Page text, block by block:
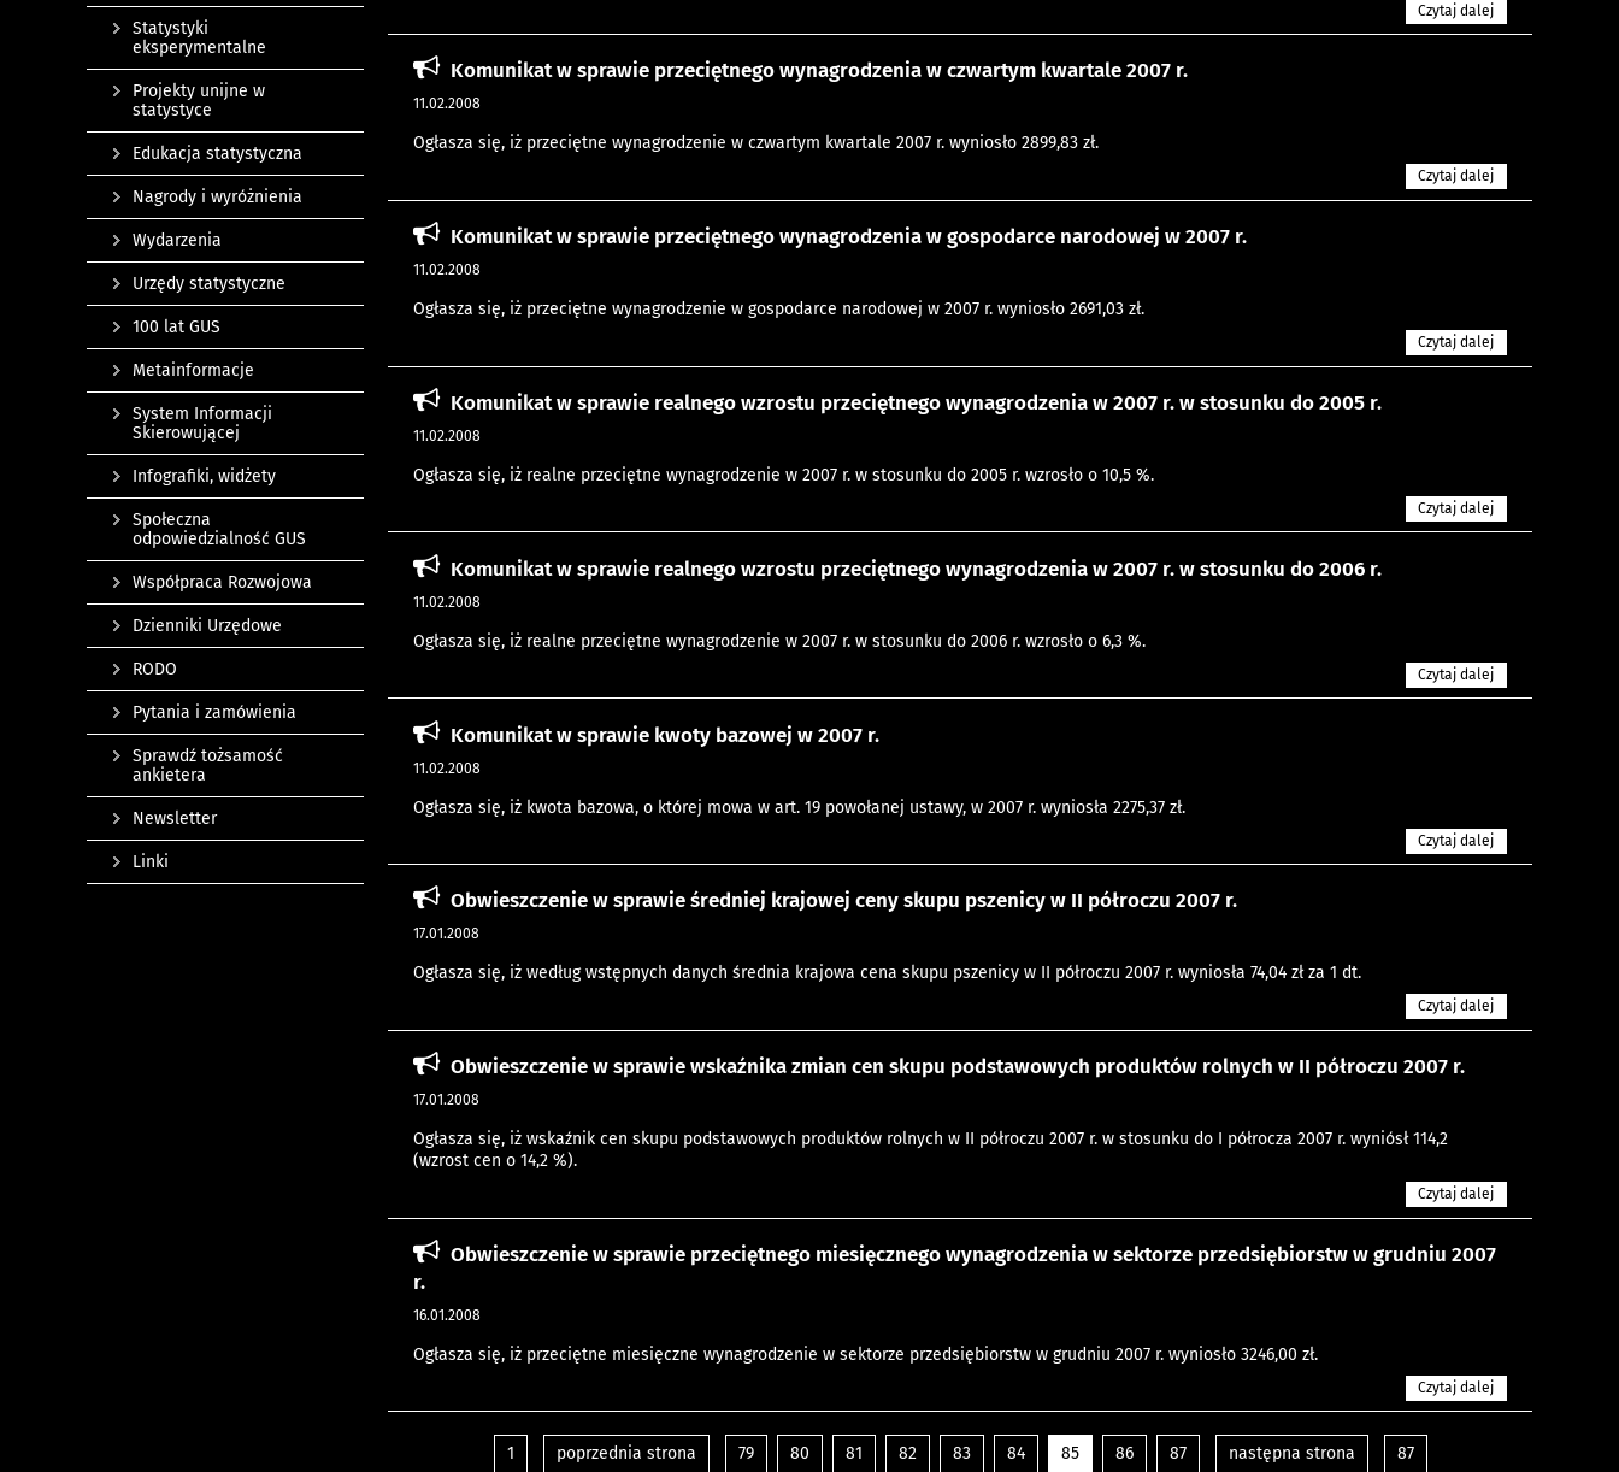
Czytaj dalej
Komunikat w sprawie przeciętnego wynagrodzenia w czwartym kwartale 2007 r.
11.02.2008
Ogłasza się, iż przeciętne wynagrodzenie w czwartym kwartale 2007 r. wyniosło 2899,83 zł.
Czytaj dalej
Komunikat w sprawie przeciętnego wynagrodzenia w gospodarce narodowej w 2007 r.
11.02.2008
Ogłasza się, iż przeciętne wynagrodzenie w gospodarce narodowej w 2007 r. wyniosło 2691,03 zł.
Czytaj dalej
Komunikat w sprawie realnego wzrostu przeciętnego wynagrodzenia w 2007 r. w stosunku do 2005 r.
11.02.2008
Ogłasza się, iż realne przeciętne wynagrodzenie w 2007 r. w stosunku do 2005 r. wzrosło o 10,5 %.
Czytaj dalej
Komunikat w sprawie realnego wzrostu przeciętnego wynagrodzenia w 2007 r. w stosunku do 2006 r.
11.02.2008
Ogłasza się, iż realne przeciętne wynagrodzenie w 2007 r. w stosunku do 2006 r. wzrosło o 6,3 %.
Czytaj dalej
Komunikat w sprawie kwoty bazowej w 2007 r.
11.02.2008
Ogłasza się, iż kwota bazowa, o której mowa w art. 19 powołanej ustawy, w 2007 r. wyniosła 2275,37 zł.
Czytaj dalej
Obwieszczenie w sprawie średniej krajowej ceny skupu pszenicy w II półroczu 2007 r.
17.01.2008
Ogłasza się, iż według wstępnych danych średnia krajowa cena skupu pszenicy w II półroczu 2007 r. wyniosła 74,04 zł za 1 dt.
Czytaj dalej
Obwieszczenie w sprawie wskaźnika zmian cen skupu podstawowych produktów rolnych w II półroczu 2007 r.
17.01.2008
Ogłasza się, iż wskaźnik cen skupu podstawowych produktów rolnych w II półroczu 2007 r. w stosunku do I półrocza 2007 r. wyniósł 114,2
(wzrost cen o 14,2 %).
Czytaj dalej
Obwieszczenie w sprawie przeciętnego miesięcznego wynagrodzenia w sektorze przedsiębiorstw w grudniu 2007
r.
16.01.2008
Ogłasza się, iż przeciętne miesięczne wynagrodzenie w sektorze przedsiębiorstw w grudniu 2007 r. wyniosło 3246,00 zł.
Czytaj dalej
1 poprzednia strona 79 80 81 82 83 84 85 86 87 następna strona 87
Statystyki
eksperymentalne
Projekty unijne w
statystyce
Edukacja statystyczna
Nagrody i wyróżnienia
Wydarzenia
Urzędy statystyczne
100 lat GUS
Metainformacje
System Informacji
Skierowującej
Infografiki, widżety
Społeczna
odpowiedzialność GUS
Współpraca Rozwojowa
Dzienniki Urzędowe
RODO
Pytania i zamówienia
Sprawdź tożsamość
ankietera
Newsletter
Linki